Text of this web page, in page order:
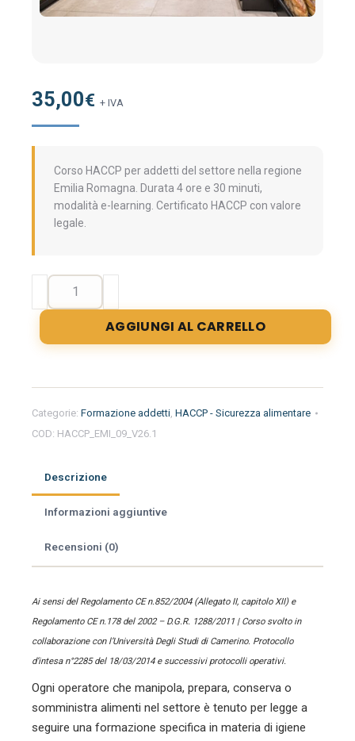
35,00€ + IVA
Corso HACCP per addetti del settore nella regione
Emilia Romagna. Durata 4 ore e 30 minuti,
modalità e-learning. Certificato HACCP con valore
legale.
Formazione
per
addetti
alimentare
regione
Emilia
Minimarket
quantità
AGGIUNGI AL CARRELLO
Categorie: Formazione addetti, HACCP - Sicurezza alimentare
COD: HACCP_EMI_09_V26.1
Descrizione
Informazioni aggiuntive
Recensioni (0)
Ai sensi del Regolamento CE n.852/2004 (Allegato II, capitolo XII) e
Regolamento CE n.178 del 2002 – D.G.R. 1288/2011 | Corso svolto in
collaborazione con l’Università Degli Studi di Camerino. Protocollo
d’intesa n°2285 del 18/03/2014 e successivi protocolli operativi.
Ogni operatore che manipola, prepara, conserva o
somministra alimenti nel settore è tenuto per legge a
seguire una formazione specifica in materia di igiene